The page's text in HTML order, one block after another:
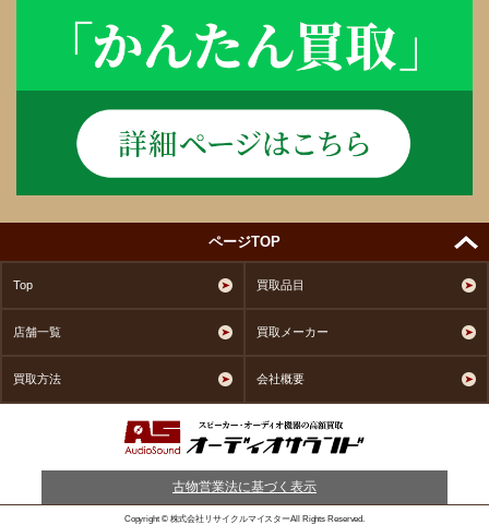
ページTOP
Top 買取品目
店舗一覧 買取メーカー
買取方法 会社概要
古物営業法に基づく表示
Copyright © 株式会社リサイクルマイスターAll Rights Reserved.